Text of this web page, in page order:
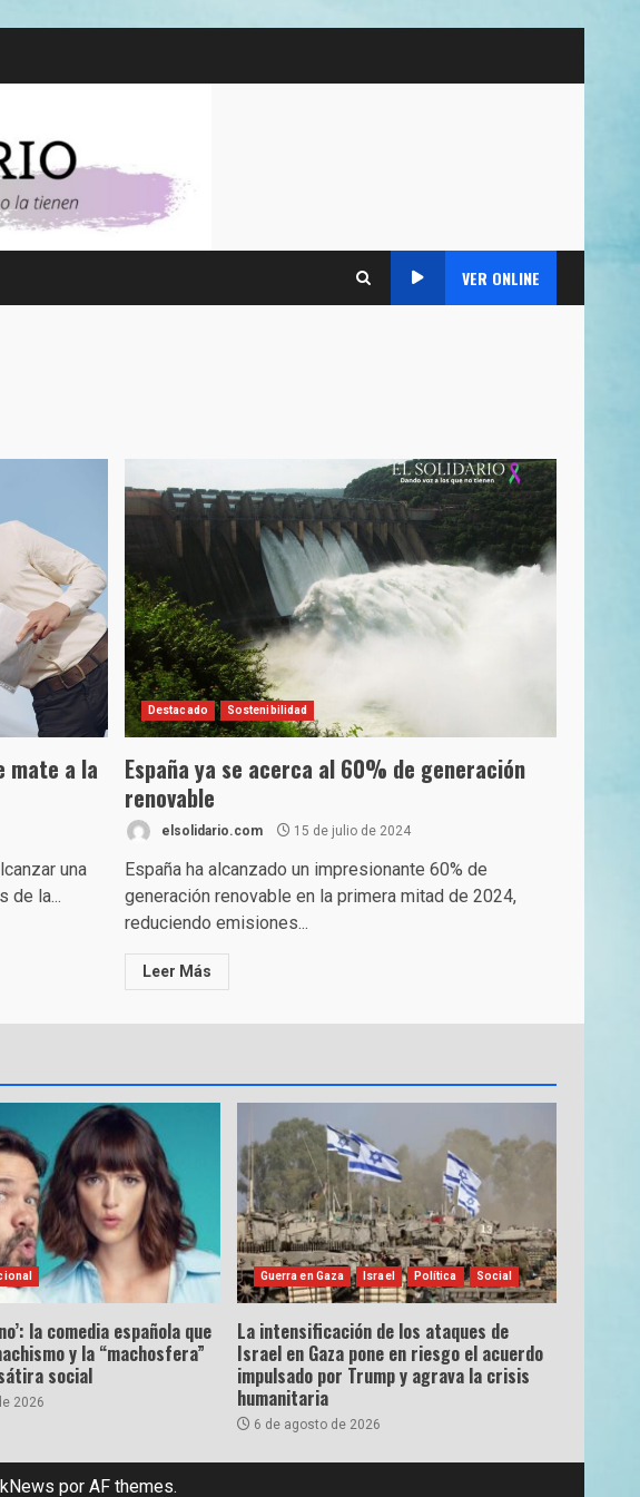
VER ONLINE
mate a la
una
de la...
Destacado Sostenibilidad
España ya se acerca al 60% de generación
renovable
elsolidario.com 15 de julio de 2024
España ha alcanzado un impresionante 60% de
generación renovable en la primera mitad de 2024,
reduciendo emisiones...
Leer Más
la comedia española que
y la “machosfera”
social
2026
Guerra en Gaza Israel Política Social
La intensificación de los ataques de
Israel en Gaza pone en riesgo el acuerdo
impulsado por Trump y agrava la crisis
humanitaria
6 de agosto de 2026
por AF themes.